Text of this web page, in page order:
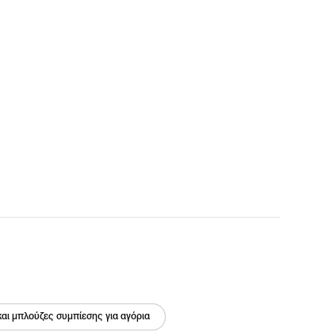
μπλούζες συμπίεσης για αγόρια